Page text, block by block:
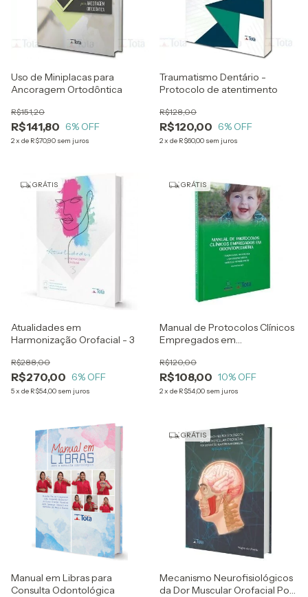
Uso de Miniplacas para
Ancoragem Ortodôntica
R$141,80
R$151,20
6% OFF
2x de R$70,90 sem juros
Traumatismo Dentário -
Protocolo de atentimento
R$120,00
R$128,00
6% OFF
2x de R$60,00 sem juros
GRÁTIS
Atualidades em
Harmonização Orofacial - 3
R$270,00
R$288,00
6% OFF
5x de R$54,00 sem juros
GRÁTIS
Manual de Protocolos Clínicos
Empregados em
R$108,00
R$120,00
10% OFF
2x de R$54,00 sem juros
Manual em Libras para
Consulta Odontológica
GRÁTIS
Mecanismo Neurofisiológicos
da Dor Muscular Orofacial Por